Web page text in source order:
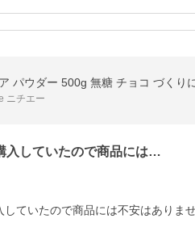
パウダー 500g 無糖 チョコ づくり
ニチエー
入していたので商品には…
ていたので商品には不安はありませ